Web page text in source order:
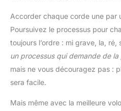
Accorder chaque corde une par
Poursuivez le processus pour
toujours l’ordre : mi grave, la, ré,
un processus qui demande de
mais ne vous découragez pas :
sera facile.
Mais même avec la meilleure